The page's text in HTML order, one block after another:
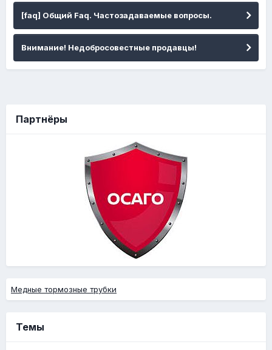
[faq] Общий Faq. Частозадаваемые вопросы.
Внимание! Недобросовестные продавцы!
Партнёры
Медные тормозные трубки
Темы